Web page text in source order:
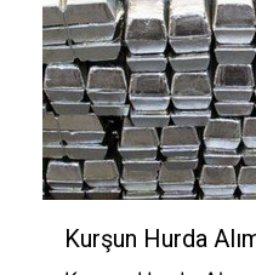
Kurşun Hurda